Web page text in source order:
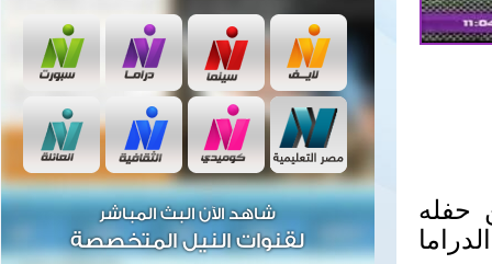
حفله
شاهد الآن البث المباشر
لقنوات النيل المتخصصة